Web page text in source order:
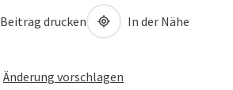
Beitrag drucken In der Nähe
Änderung vorschlagen